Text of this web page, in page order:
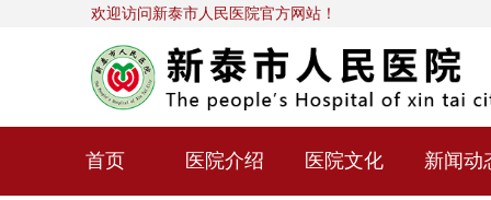
欢迎访问新泰市人民医院官方网站！
首页 医院介绍 医院文化 新闻动